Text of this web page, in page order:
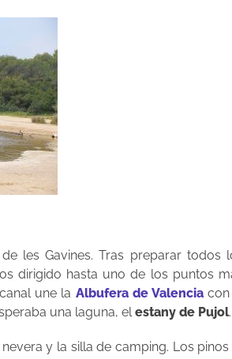
les Gavines. Tras preparar todos
dirigido hasta uno de los puntos
une la Albufera de Valenciacon
una laguna, elestany de Pujol.
y la silla de camping. Los pinos